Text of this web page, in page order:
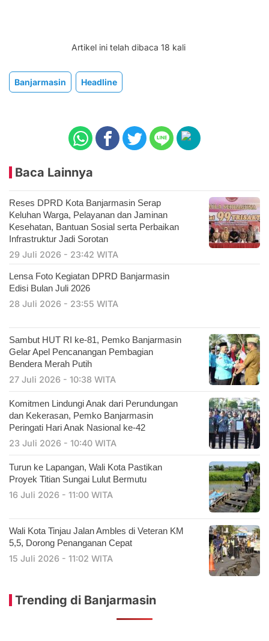
Artikel ini telah dibaca 18 kali
Banjarmasin Headline
Baca Lainnya
Reses DPRD Kota Banjarmasin Serap
Keluhan Warga, Pelayanan dan Jaminan
Kesehatan, Bantuan Sosial serta Perbaikan
Infrastruktur Jadi Sorotan
29 Juli 2026 - 23:42 WITA
Lensa Foto Kegiatan DPRD Banjarmasin
Edisi Bulan Juli 2026
28 Juli 2026 - 23:55 WITA
Sambut HUT RI ke-81, Pemko Banjarmasin
Gelar Apel Pencanangan Pembagian
Bendera Merah Putih
27 Juli 2026 - 10:38 WITA
Komitmen Lindungi Anak dari Perundungan
dan Kekerasan, Pemko Banjarmasin
Peringati Hari Anak Nasional ke-42
23 Juli 2026 - 10:40 WITA
Turun ke Lapangan, Wali Kota Pastikan
Proyek Titian Sungai Lulut Bermutu
16 Juli 2026 - 11:00 WITA
​Wali Kota Tinjau Jalan Ambles di Veteran KM
5,5, Dorong Penanganan Cepat
15 Juli 2026 - 11:02 WITA
Trending di Banjarmasin